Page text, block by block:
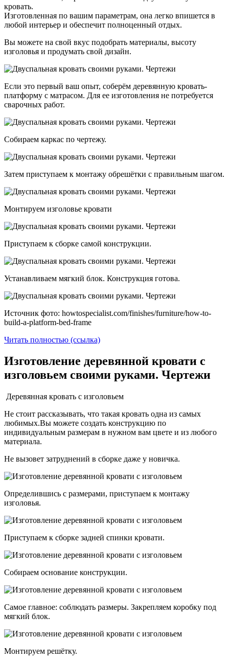
кровать.
Изготовленная по вашим параметрам, она легко впишется в
любой интерьер и обеспечит полноценный отдых.
Вы можете на свой вкус подобрать материалы, высоту
изголовья и продумать свой дизайн.
Если это первый ваш опыт, соберём деревянную кровать-
платформу с матрасом. Для ее изготовления не потребуется
сварочных работ.
Собираем каркас по чертежу.
Затем приступаем к монтажу обрешётки с правильным шагом.
Монтируем изголовье кровати
Приступаем к сборке самой конструкции.
Устанавливаем мягкий блок. Конструкция готова.
Источник фото: howtospecialist.com/finishes/furniture/how-to-
build-a-platform-bed-frame
Читать полностью (ссылка)
Изготовление деревянной кровати с
изголовьем своими руками. Чертежи
Деревянная кровать с изголовьем
Не стоит рассказывать, что такая кровать одна из самых
любимых.Вы можете создать конструкцию по
индивидуальным размерам в нужном вам цвете и из любого
материала.
Не вызовет затруднений в сборке даже у новичка.
Определившись с размерами, приступаем к монтажу
изголовья.
Приступаем к сборке задней спинки кровати.
Собираем основание конструкции.
Самое главное: соблюдать размеры. Закрепляем коробку под
мягкий блок.
Монтируем решётку.